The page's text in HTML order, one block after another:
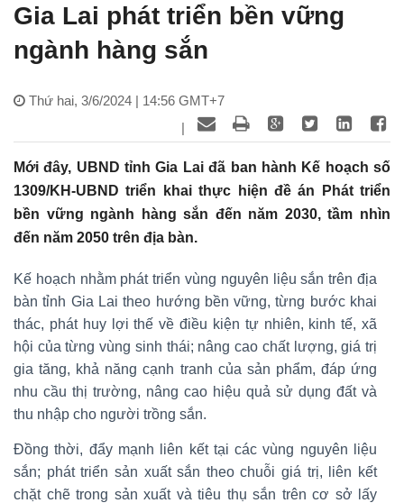
Gia Lai phát triển bền vững
ngành hàng sắn
Thứ hai, 3/6/2024 | 14:56 GMT+7
|
Mới đây, UBND tỉnh Gia Lai đã ban hành Kế hoạch số
1309/KH-UBND triển khai thực hiện đề án Phát triển
bền vững ngành hàng sắn đến năm 2030, tầm nhìn
đến năm 2050 trên địa bàn.
Kế hoạch nhằm phát triển vùng nguyên liệu sắn trên địa
bàn tỉnh Gia Lai theo hướng bền vững, từng bước khai
thác, phát huy lợi thế về điều kiện tự nhiên, kinh tế, xã
hội của từng vùng sinh thái; nâng cao chất lượng, giá trị
gia tăng, khả năng cạnh tranh của sản phẩm, đáp ứng
nhu cầu thị trường, nâng cao hiệu quả sử dụng đất và
thu nhập cho người trồng sắn.
Đồng thời, đẩy mạnh liên kết tại các vùng nguyên liệu
sắn; phát triển sản xuất sắn theo chuỗi giá trị, liên kết
chặt chẽ trong sản xuất và tiêu thụ sắn trên cơ sở lấy